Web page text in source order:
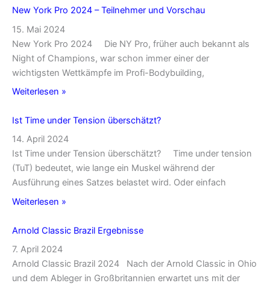
New York Pro 2024 – Teilnehmer und Vorschau
15. Mai 2024
New York Pro 2024 Die NY Pro, früher auch bekannt als
Night of Champions, war schon immer einer der
wichtigsten Wettkämpfe im Profi-Bodybuilding,
Weiterlesen »
Ist Time under Tension überschätzt?
14. April 2024
Ist Time under Tension überschätzt? Time under tension
(TuT) bedeutet, wie lange ein Muskel während der
Ausführung eines Satzes belastet wird. Oder einfach
Weiterlesen »
Arnold Classic Brazil Ergebnisse
7. April 2024
Arnold Classic Brazil 2024 Nach der Arnold Classic in Ohio
und dem Ableger in Großbritannien erwartet uns mit der